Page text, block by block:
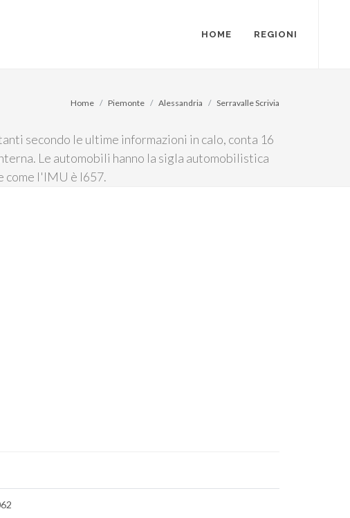
HOME REGIONI
secondo le ultime informazioni in calo, conta 16
Le automobili hanno la sigla automobilistica
come l'IMU è I657.
Home Piemonte Alessandria Serravalle Scrivia